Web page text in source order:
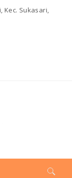
Kec. Sukasari,